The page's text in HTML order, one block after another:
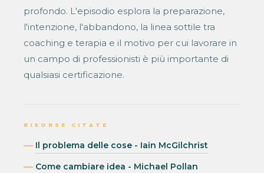
profondo. L'episodio esplora la preparazione,
l'intenzione, l'abbandono, la linea sottile tra
coaching e terapia e il motivo per cui lavorare in
un campo di professionisti è più importante di
qualsiasi certificazione.
RISORSE CITATE
Il problema delle cose - Iain McGilchrist
Come cambiare idea - Michael Pollan